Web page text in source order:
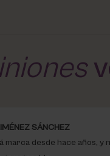
SÁNCHEZ
marca desde hace años, y